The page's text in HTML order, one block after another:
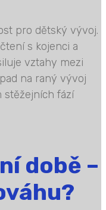
pro dětský vývoj.
s kojenci a
vztahy mezi
na raný vývoj
stěžejních fází
době –